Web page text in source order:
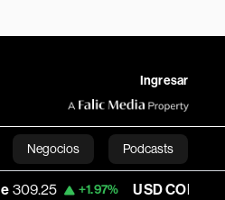
Ingresar
Negocios Podcasts
+1.97% USD COP 3,195.99